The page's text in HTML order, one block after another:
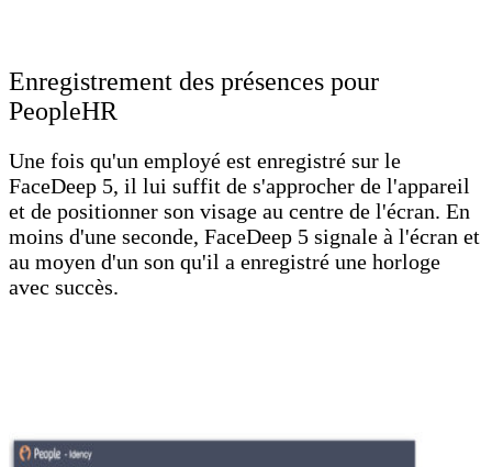
Enregistrement des présences pour
PeopleHR
Une fois qu'un employé est enregistré sur le
FaceDeep 5, il lui suffit de s'approcher de l'appareil
et de positionner son visage au centre de l'écran. En
moins d'une seconde, FaceDeep 5 signale à l'écran et
au moyen d'un son qu'il a enregistré une horloge
avec succès.